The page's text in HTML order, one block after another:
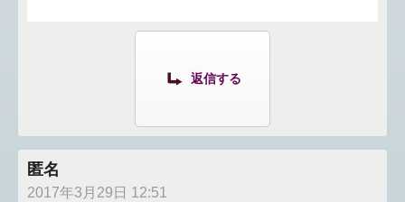
返信する
匿名
2017年3月29日 12:51